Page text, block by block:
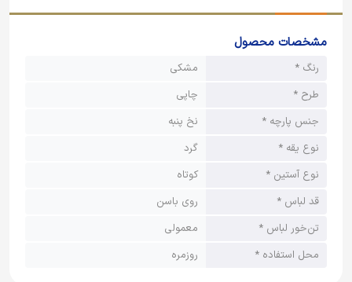
مشخصات محصول
رنگ *
مشکی
طرح *
چاپی
جنس پارچه *
نخ پنبه
نوع یقه *
گرد
نوع آستین *
کوتاه
قد لباس *
روی باسن
تن‌خور لباس *
معمولی
محل استفاده *
روزمره